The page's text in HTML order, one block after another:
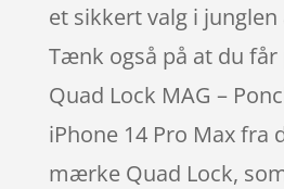
et sikkert valg i
Tænk også på at du
Quad Lock MAG –
iPhone 14 Pro Max fra
mærke Quad Lock,